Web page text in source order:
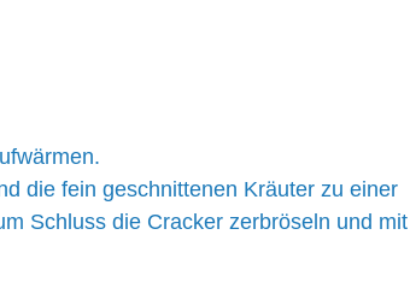
die fein geschnittenen Kräuter zu einer
Schluss die Cracker zerbröseln und mit